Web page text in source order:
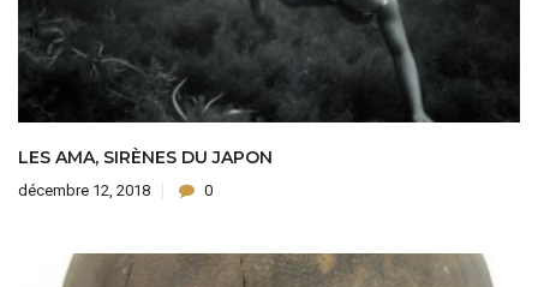
LES AMA, SIRÈNES DU JAPON
décembre 12, 2018 0